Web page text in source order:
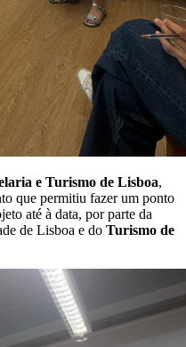
e Turismo de Lisboa,
que permitiu fazer um ponto
até à data, por parte da
de Lisboa e do Turismo de